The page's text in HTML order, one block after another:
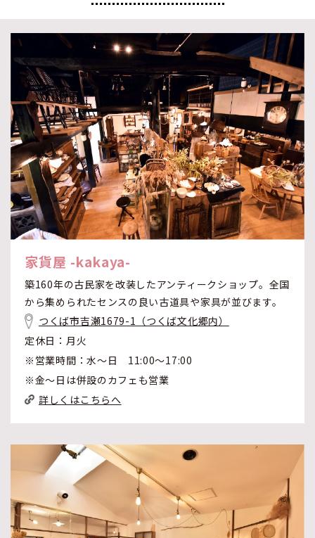
家貨屋 -kakaya-
築160年の古民家を改装したアンティークショップ。全国
から集められたセンスの良い古道具や家具が並びます。
つくば市吉瀬1679-1（つくば文化郷内）
定休日：月火
※営業時間：水～日 11:00～17:00
※金～日は併設のカフェも営業
詳しくはこちらへ